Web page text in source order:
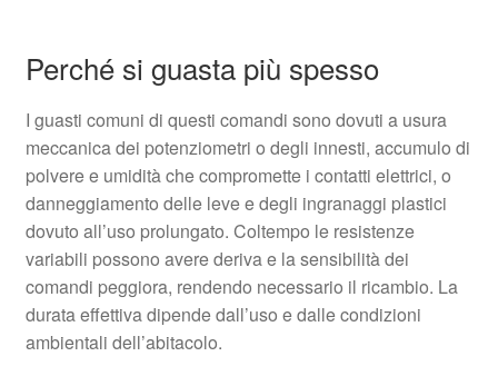
Perché si guasta più spesso
I guasti comuni di questi comandi sono dovuti a usura
meccanica dei potenziometri o degli innesti, accumulo di
polvere e umidità che compromette i contatti elettrici, o
danneggiamento delle leve e degli ingranaggi plastici
dovuto all’uso prolungato. Coltempo le resistenze
variabili possono avere deriva e la sensibilità dei
comandi peggiora, rendendo necessario il ricambio. La
durata effettiva dipende dall’uso e dalle condizioni
ambientali dell’abitacolo.